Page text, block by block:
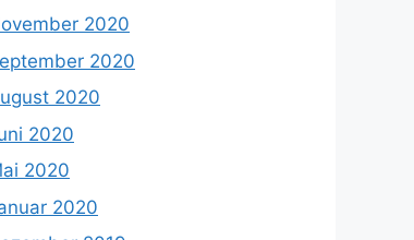
2020
2020
2020
2020
2020
2020